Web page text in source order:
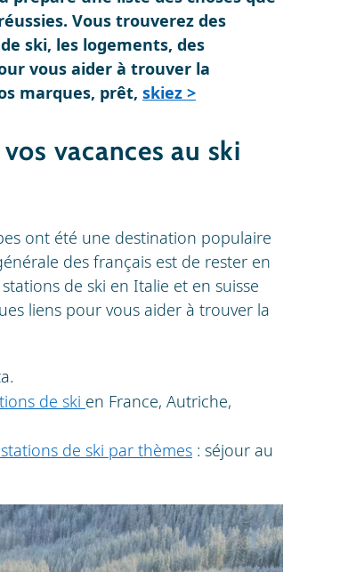
Vous trouverez des
ski, les logements, des
vous aider à trouver la
marques, prêt, skiez >
vacances au ski
ont été une destination populaire
des français est de rester en
de ski en Italie et en suisse
liens pour vous aider à trouver la
de ski en France, Autriche,
de ski par thèmes : séjour au